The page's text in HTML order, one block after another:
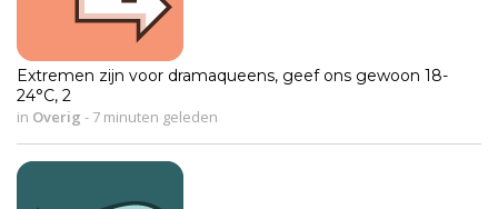
Extremen zijn voor dramaqueens, geef ons gewoon 18-
24°C, 2
in Overig - 7 minuten geleden